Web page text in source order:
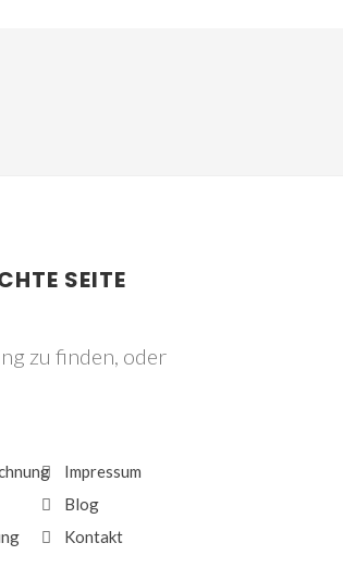
SEITE
zu finden, oder
Impressum
Blog
Kontakt